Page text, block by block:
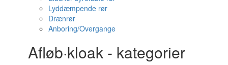
Lyddæmpende rør
Drænrør
Anboring/Overgange
Afløb·kloak - kategorier